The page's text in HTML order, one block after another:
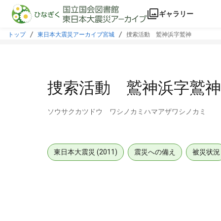
本文に飛ぶ
ギャラリー
トップ 東日本大震災アーカイブ宮城 捜索活動 鷲神浜字鷲神
捜索活動 鷲神浜字鷲神
ソウサクカツドウ ワシノカミハマアザワシノカミ
東日本大震災 (2011) 震災への備え 被災状況